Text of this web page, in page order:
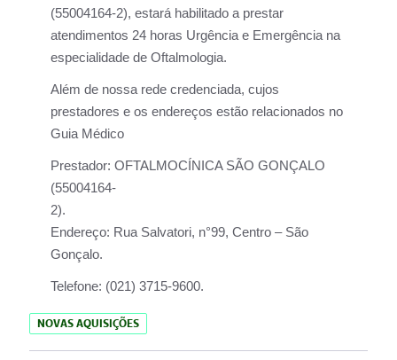
(55004164-2), estará habilitado a prestar
atendimentos 24 horas Urgência e Emergência na
especialidade de Oftalmologia.
Além de nossa rede credenciada, cujos
prestadores e os endereços estão relacionados no
Guia Médico
Prestador: OFTALMOCÍNICA SÃO GONÇALO
(55004164-
2).
Endereço: Rua Salvatori, n°99, Centro – São
Gonçalo.
Telefone: (021) 3715-9600.
NOVAS AQUISIÇÕES